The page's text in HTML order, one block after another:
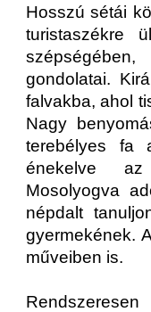
Hosszú sétái
turistaszékre
gondolatai.
falvakba, ahol
Nagy
terebélyes fa
énekelve
Mosolyogva
népdalt
gyermekének.
műveiben is.